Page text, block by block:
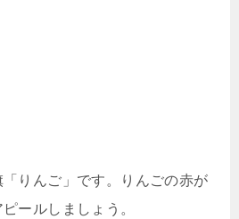
「りんご」です。りんごの赤が
ールしましょう。